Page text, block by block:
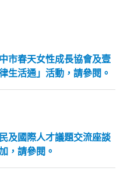
市春天女性成長協會及壹
生活通」活動，請參閱。
及國際人才議題交流座談
，請參閱。